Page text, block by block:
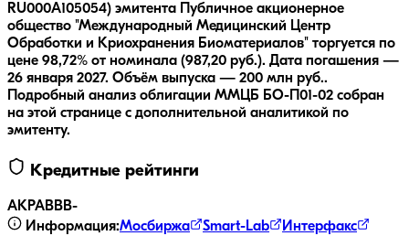
RU000A105054) эмитента Публичное акционерное
общество "Международный Медицинский Центр
Обработки и Криохранения Биоматериалов" торгуется по
цене 98,72% от номинала (987,20 руб.). Дата погашения —
26 января 2027. Объём выпуска — 200 млн руб..
Подробный анализ облигации ММЦБ БО-П01-02 собран
на этой странице с дополнительной аналитикой по
эмитенту.
Кредитные рейтинги
АКРАBBB-
Информация:Мосбиржа Smart-Lab Интерфакс